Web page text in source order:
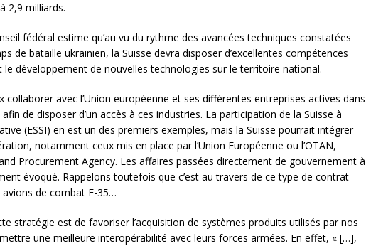
2,9 milliards.
fédéral estime qu’au vu du rythme des avancées techniques constatées
de bataille ukrainien, la Suisse devra disposer d’excellentes compétences
le développement de nouvelles technologies sur le territoire national.
collaborer avec l’Union européenne et ses différentes entreprises actives dans
de disposer d’un accès à ces industries. La participation de la Suisse à
(ESSI) en est un des premiers exemples, mais la Suisse pourrait intégrer
notamment ceux mis en place par l’Union Européenne ou l’OTAN,
Procurement Agency. Les affaires passées directement de gouvernement à
évoqué. Rappelons toutefois que c’est au travers de ce type de contrat
avions de combat F-35…
stratégie est de favoriser l’acquisition de systèmes produits utilisés par nos
une meilleure interopérabilité avec leurs forces armées. En effet, « […],